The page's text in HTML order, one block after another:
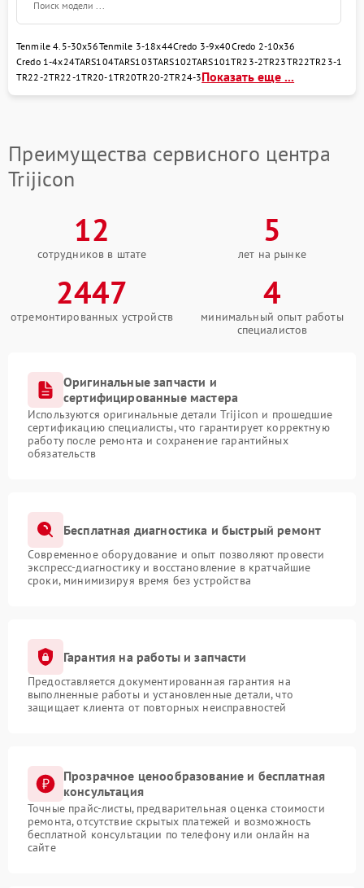
попадания влаги
650 рублей
Замена шим контроллера 650 рублей
Tenmile 4.5-30x56Tenmile 3-18x44Credo 3-9x40Credo 2-10x36
Credo 1-4x24TARS104TARS103TARS102TARS101TR23-2TR23TR22TR23-1
TR22-2TR22-1TR20-1TR20TR20-2TR24-3Показать еще ...
Преимущества сервисного центра
Trijicon
12
сотрудников в штате
5
лет на рынке
2447
отремонтированных устройств
4
минимальный опыт работы
специалистов
Оригинальные запчасти и
сертифицированные мастера
Используются оригинальные детали Trijicon и прошедшие
сертификацию специалисты, что гарантирует корректную
работу после ремонта и сохранение гарантийных
обязательств
Бесплатная диагностика и быстрый ремонт
Современное оборудование и опыт позволяют провести
экспресс-диагностику и восстановление в кратчайшие
сроки, минимизируя время без устройства
Гарантия на работы и запчасти
Предоставляется документированная гарантия на
выполненные работы и установленные детали, что
защищает клиента от повторных неисправностей
Прозрачное ценообразование и бесплатная
консультация
Точные прайс-листы, предварительная оценка стоимости
ремонта, отсутствие скрытых платежей и возможность
бесплатной консультации по телефону или онлайн на
сайте